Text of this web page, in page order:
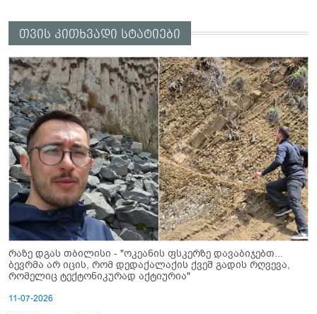
თვის კითხვადი სტატიები
რაზე დგას თბილისი - "ოკეანის ფსკერზე დავაბიჯებთ...
ბევრმა არ იცის, რომ დედაქალაქის ქვეშ გადის რღვევა,
რომელიც ტექტონიკურად აქტიურია"
11-07-2026